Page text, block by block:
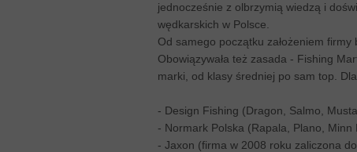
jednocześnie z olbrzymią wiedzą i
wędkarskich w Polsce.
Od samego początku założeniem
Obowiązywała też zasada - Fishing
marki, od klasy średniej po sam top.
- Design Fishing (Dragon, Salmo,
- Normark Polska (Rapala, Plano,
- Jaxon (firma w 2008 roku zaliczona